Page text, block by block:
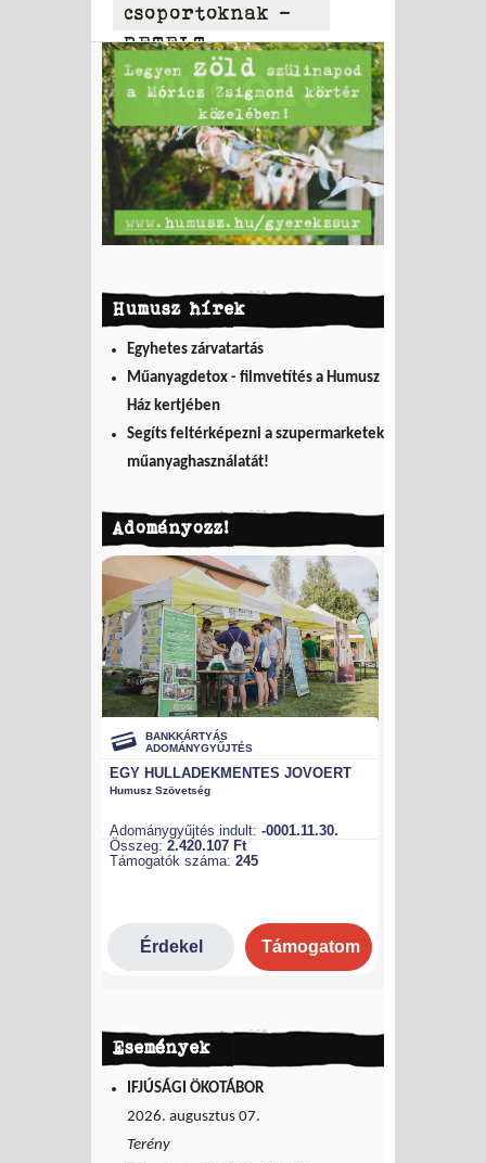
csoportoknak –
BETELT
Humusz hírek
Egyhetes zárvatartás
Műanyagdetox - filmvetítés a Humusz
Ház kertjében
Segíts feltérképezni a szupermarketek
műanyaghasználatát!
Adományozz!
Események
IFJÚSÁGI ÖKOTÁBOR
2026. augusztus 07.
Terény